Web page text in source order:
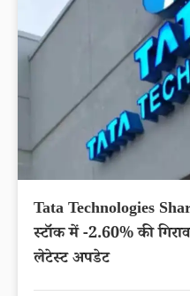
Tata Technologies
स्टॉक में -2.60% की
लेटेस्ट अपडेट